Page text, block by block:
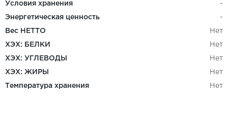
Условия хранения -
Энергетическая ценность -
Вес НЕТТО Нет
ХЭХ: БЕЛКИ Нет
ХЭХ: УГЛЕВОДЫ Нет
ХЭХ: ЖИРЫ Нет
Температура хранения Нет